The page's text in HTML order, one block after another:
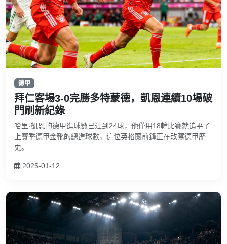
德甲
拜仁客場3-0完勝多特蒙德，凱恩連續10場破
門刷新紀錄
哈里·凱恩的德甲進球數已達到24球，他僅用18輪比賽就追平了
上賽季德甲金靴的總進球數，這位英格蘭前鋒正在改寫德甲歷
史。
2025-01-12